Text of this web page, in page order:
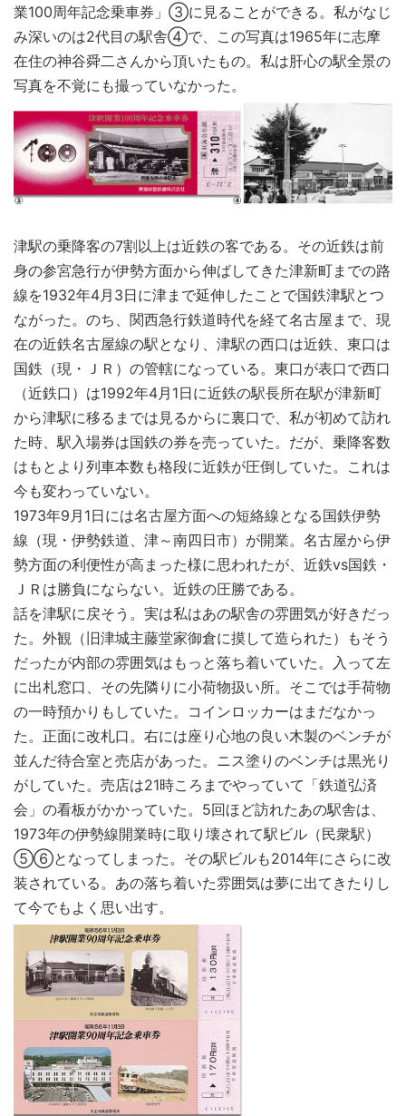
業100周年記念乗車券」③に見ることができる。私がなじ
み深いのは2代目の駅舎④で、この写真は1965年に志摩
在住の神谷舜二さんから頂いたもの。私は肝心の駅全景の
写真を不覚にも撮っていなかった。
津駅の乗降客の7割以上は近鉄の客である。その近鉄は前
身の参宮急行が伊勢方面から伸ばしてきた津新町までの路
線を1932年4月3日に津まで延伸したことで国鉄津駅とつ
ながった。のち、関西急行鉄道時代を経て名古屋まで、現
在の近鉄名古屋線の駅となり、津駅の西口は近鉄、東口は
国鉄（現・ＪＲ）の管轄になっている。東口が表口で西口
（近鉄口）は1992年4月1日に近鉄の駅長所在駅が津新町
から津駅に移るまでは見るからに裏口で、私が初めて訪れ
た時、駅入場券は国鉄の券を売っていた。だが、乗降客数
はもとより列車本数も格段に近鉄が圧倒していた。これは
今も変わっていない。
1973年9月1日には名古屋方面への短絡線となる国鉄伊勢
線（現・伊勢鉄道、津～南四日市）が開業。名古屋から伊
勢方面の利便性が高まった様に思われたが、近鉄vs国鉄・
ＪＲは勝負にならない。近鉄の圧勝である。
話を津駅に戻そう。実は私はあの駅舎の雰囲気が好きだっ
た。外観（旧津城主藤堂家御倉に摸して造られた）もそう
だったが内部の雰囲気はもっと落ち着いていた。入って左
に出札窓口、その先隣りに小荷物扱い所。そこでは手荷物
の一時預かりもしていた。コインロッカーはまだなかっ
た。正面に改札口。右には座り心地の良い木製のベンチが
並んだ待合室と売店があった。ニス塗りのベンチは黒光り
がしていた。売店は21時ころまでやっていて「鉄道弘済
会」の看板がかかっていた。5回ほど訪れたあの駅舎は、
1973年の伊勢線開業時に取り壊されて駅ビル（民衆駅）
⑤⑥となってしまった。その駅ビルも2014年にさらに改
装されている。あの落ち着いた雰囲気は夢に出てきたりし
て今でもよく思い出す。